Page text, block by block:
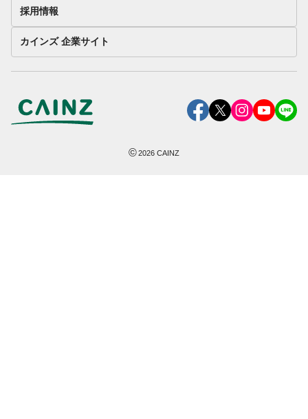
採用情報
カインズ 企業サイト
©2026 CAINZ